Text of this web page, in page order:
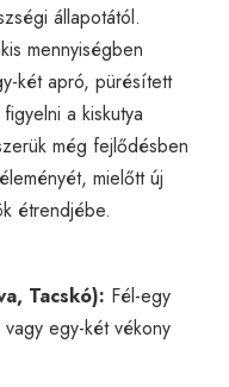
állapotától.
mennyiségben
két apró, pürésített
a kiskutya
még fejlődésben
mielőtt új
étrendjébe.
Tacskó): Fél-egy
egy-két vékony